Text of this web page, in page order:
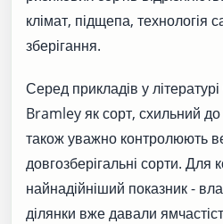
клімат, підщепа, технологія
зберігання.
Серед прикладів у
Bramley як сорт, схильний
також уважно контролюють
довгозберігальні сорти. Для
найнадійніший показник -
ділянки вже давали